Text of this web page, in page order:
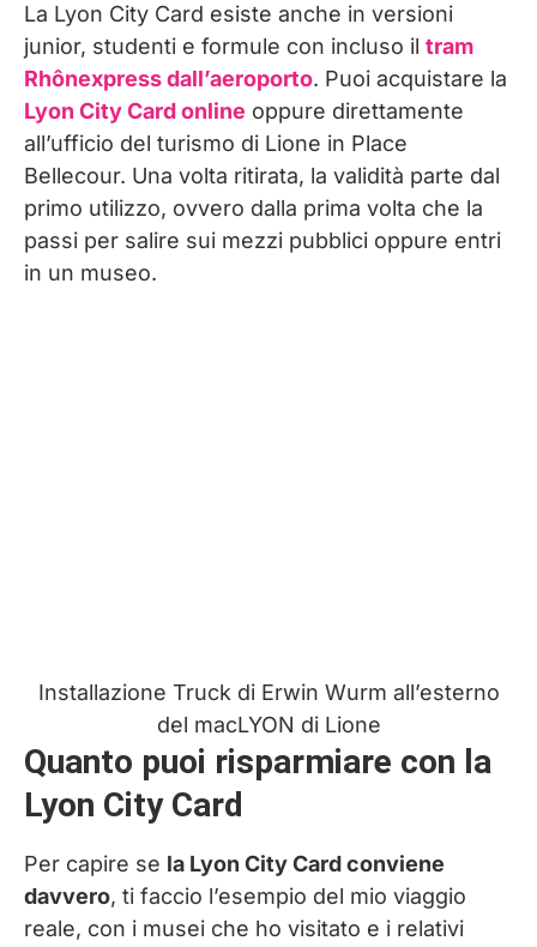
La Lyon City Card esiste anche in versioni
junior, studenti e formule con incluso il tram
Rhônexpress dall’aeroporto. Puoi acquistare la
Lyon City Card online oppure direttamente
all’ufficio del turismo di Lione in Place
Bellecour. Una volta ritirata, la validità parte dal
primo utilizzo, ovvero dalla prima volta che la
passi per salire sui mezzi pubblici oppure entri
in un museo.
Installazione Truck di Erwin Wurm all’esterno
del macLYON di Lione
Quanto puoi risparmiare con la
Lyon City Card
Per capire se la Lyon City Card conviene
davvero, ti faccio l’esempio del mio viaggio
reale, con i musei che ho visitato e i relativi